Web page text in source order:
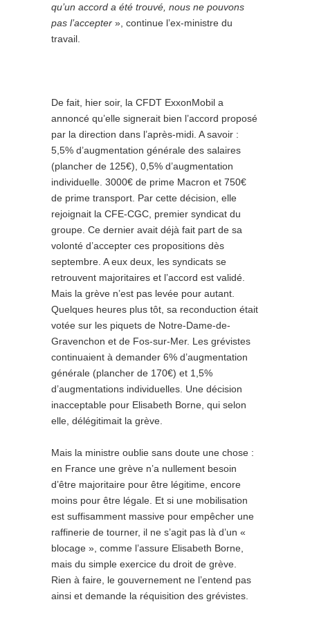
qu’un accord a été trouvé, nous ne pouvons
pas l’accepter », continue l’ex-ministre du
travail.
De fait, hier soir, la CFDT ExxonMobil a
annoncé qu’elle signerait bien l’accord proposé
par la direction dans l’après-midi. A savoir :
5,5% d’augmentation générale des salaires
(plancher de 125€), 0,5% d’augmentation
individuelle. 3000€ de prime Macron et 750€
de prime transport. Par cette décision, elle
rejoignait la CFE-CGC, premier syndicat du
groupe. Ce dernier avait déjà fait part de sa
volonté d’accepter ces propositions dès
septembre. A eux deux, les syndicats se
retrouvent majoritaires et l’accord est validé.
Mais la grève n’est pas levée pour autant.
Quelques heures plus tôt, sa reconduction était
votée sur les piquets de Notre-Dame-de-
Gravenchon et de Fos-sur-Mer. Les grévistes
continuaient à demander 6% d’augmentation
générale (plancher de 170€) et 1,5%
d’augmentations individuelles. Une décision
inacceptable pour Elisabeth Borne, qui selon
elle, délégitimait la grève.
Mais la ministre oublie sans doute une chose :
en France une grève n’a nullement besoin
d’être majoritaire pour être légitime, encore
moins pour être légale. Et si une mobilisation
est suffisamment massive pour empêcher une
raffinerie de tourner, il ne s’agit pas là d’un «
blocage », comme l’assure Elisabeth Borne,
mais du simple exercice du droit de grève.
Rien à faire, le gouvernement ne l’entend pas
ainsi et demande la réquisition des grévistes.